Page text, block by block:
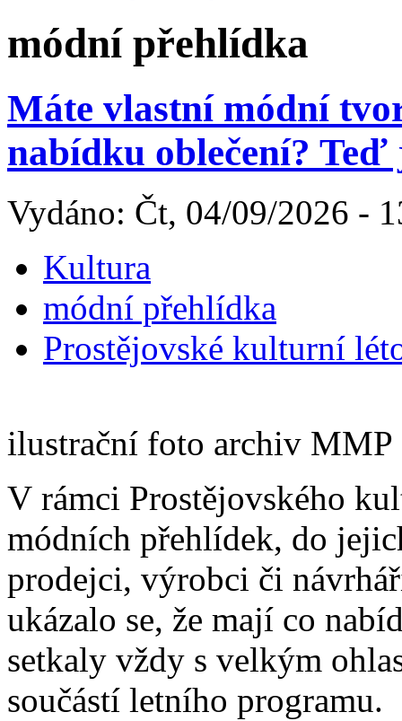
módní přehlídka
Máte vlastní módní
nabídku oblečení? Teď
Vydáno: Čt, 04/09/2026 -
Kultura
módní přehlídka
Prostějovské kulturní
ilustrační foto archiv MMP
V rámci Prostějovského
módních přehlídek, do
prodejci, výrobci či
ukázalo se, že mají co
setkaly vždy s velkým
součástí letního programu.